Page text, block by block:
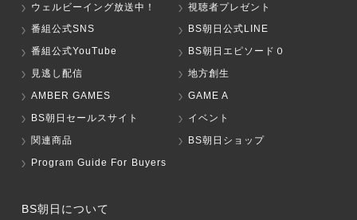
ウェルビーイング放送中！
視聴者プレゼント
番組公式SNS
BS朝日公式LINE
番組公式YouTube
BS朝日エピソード０
見逃し配信
地方創生
AMBER GAMES
GAME A
BS朝日セールスサイト
イベント
関連商品
BS朝日ショップ
Program Guide For Buyers
BS朝日について